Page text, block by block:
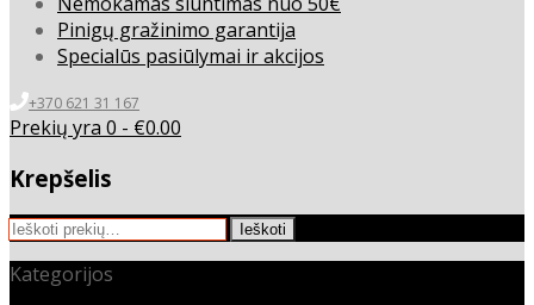
Pinigų gražinimo garantija
Specialūs pasiūlymai ir akcijos
+370 621 31 167
Prekių yra 0 - €0.00
Krepšelis
Ieškoti: Ieškoti
Kategorijos